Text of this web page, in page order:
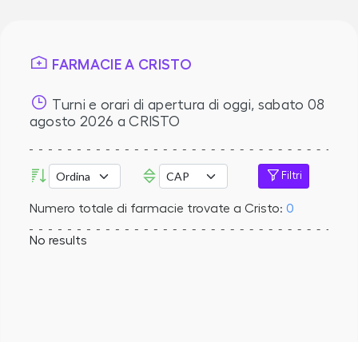
FARMACIE A CRISTO
Turni e orari di apertura di oggi, sabato 08
agosto 2026 a CRISTO
Filtri
Numero totale di farmacie trovate a Cristo: 0
No results